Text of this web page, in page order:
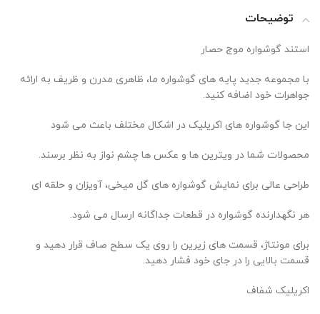
توضیحات
استند گوشواره موج حصار
با مجموعه جدید پایه های گوشواره ما، ظاهری مدرن و ظریف به ارائه
جواهرات خود اضافه کنید.
این جا گوشواره های اکریلیک در اشکال مختلف باعث می شود
محصولات شما در ویترین ها و عکس ها چشم نواز به نظر برسند.
طراحی عالی برای نمایش گوشواره های گل میخی، آویزان و حلقه ای
هر نگهدارنده گوشواره در قطعات جداگانه ارسال می شود.
برای مونتاژ، قسمت های زیرین را روی یک سطح صاف قرار دهید و
قسمت بالایی را در جای خود فشار دهید.
اکریلیک شفاف